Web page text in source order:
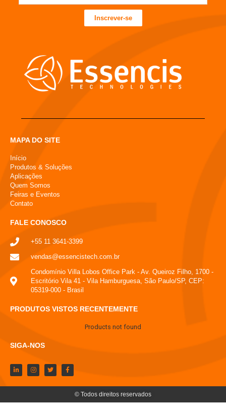
Inscrever-se
MAPA DO SITE
Início
Produtos & Soluções
Aplicações
Quem Somos
Feiras e Eventos
Contato
FALE CONOSCO
+55 11 3641-3399
vendas@essencistech.com.br
Condomínio Villa Lobos Office Park - Av. Queiroz Filho, 1700 -
Escritório Vila 41 - Vila Hamburguesa, São Paulo/SP, CEP:
05319-000 - Brasil
PRODUTOS VISTOS RECENTEMENTE
Products not found
SIGA-NOS
© Todos direitos reservados